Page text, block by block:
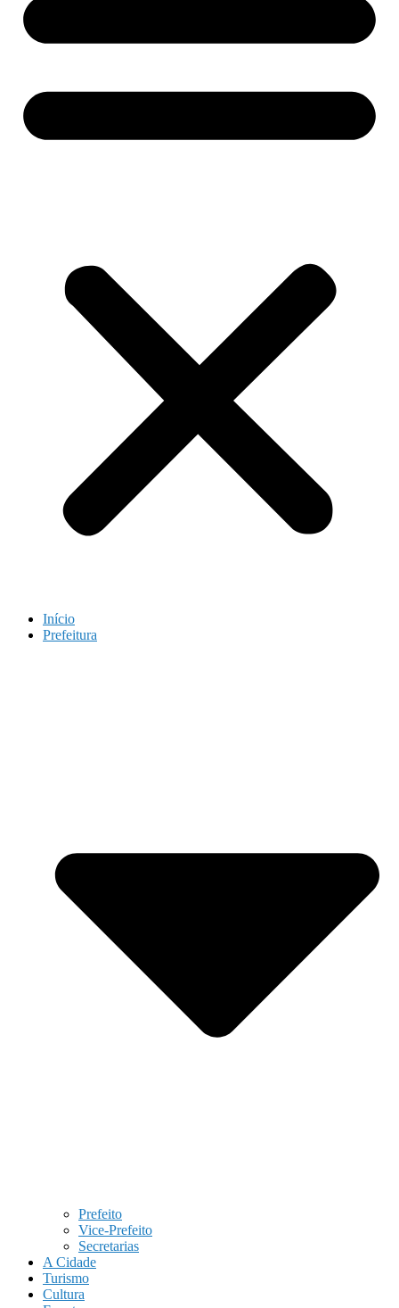
Início
Prefeitura
Prefeito
Vice-Prefeito
Secretarias
A Cidade
Turismo
Cultura